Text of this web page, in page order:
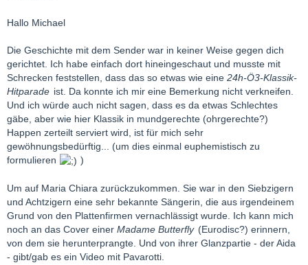
Hallo Michael
Die Geschichte mit dem Sender war in keiner Weise gegen dich
gerichtet. Ich habe einfach dort hineingeschaut und musste mit
Schrecken feststellen, dass das so etwas wie eine 24h-Ö3-Klassik-
Hitparade ist. Da konnte ich mir eine Bemerkung nicht verkneifen.
Und ich würde auch nicht sagen, dass es da etwas Schlechtes
gäbe, aber wie hier Klassik in mundgerechte (ohrgerechte?)
Happen zerteilt serviert wird, ist für mich sehr
gewöhnungsbedürftig... (um dies einmal euphemistisch zu
formulieren
)
Um auf Maria Chiara zurückzukommen. Sie war in den Siebzigern
und Achtzigern eine sehr bekannte Sängerin, die aus irgendeinem
Grund von den Plattenfirmen vernachlässigt wurde. Ich kann mich
noch an das Cover einer Madame Butterfly (Eurodisc?) erinnern,
von dem sie herunterprangte. Und von ihrer Glanzpartie - der Aida
- gibt/gab es ein Video mit Pavarotti.